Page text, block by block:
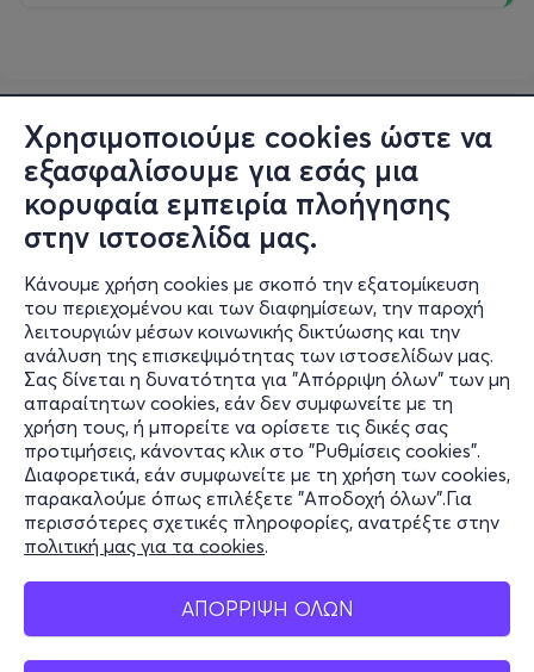
Χρησιμοποιούμε cookies ώστε να
εξασφαλίσουμε για εσάς μια
κορυφαία εμπειρία πλοήγησης
στην ιστοσελίδα μας.
Κάνουμε χρήση cookies με σκοπό την εξατομίκευση
του περιεχομένου και των διαφημίσεων, την παροχή
λειτουργιών μέσων κοινωνικής δικτύωσης και την
ανάλυση της επισκεψιμότητας των ιστοσελίδων μας.
Σας δίνεται η δυνατότητα για "Απόρριψη όλων" των μη
απαραίτητων cookies, εάν δεν συμφωνείτε με τη
χρήση τους, ή μπορείτε να ορίσετε τις δικές σας
προτιμήσεις, κάνοντας κλικ στο "Ρυθμίσεις cookies".
Διαφορετικά, εάν συμφωνείτε με τη χρήση των cookies,
παρακαλούμε όπως επιλέξετε "Αποδοχή όλων".Για
περισσότερες σχετικές πληροφορίες, ανατρέξτε στην
πολιτική μας για τα cookies.
ΑΠΟΡΡΙΨΗ ΟΛΩΝ
Πληροφορίες
Υποστήριξη
Stay Connected
Mobile app